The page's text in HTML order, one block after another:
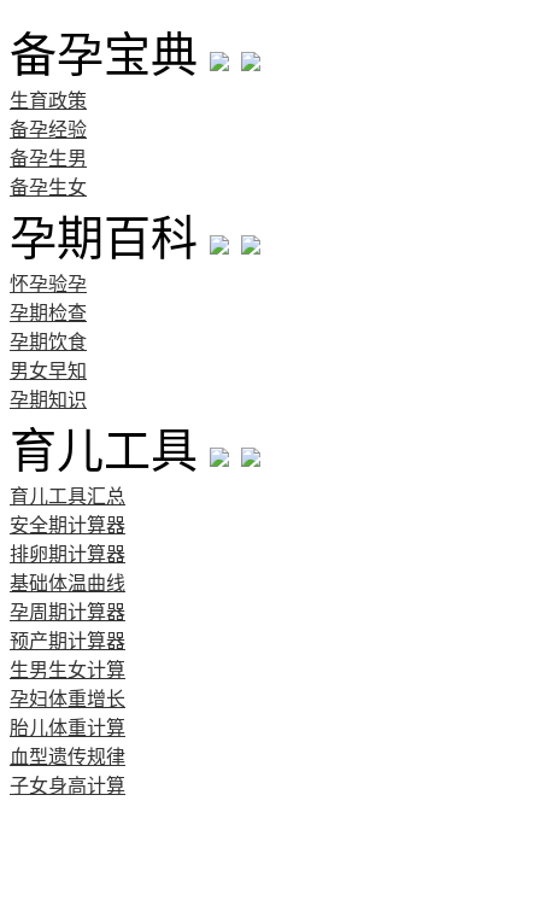
备孕宝典
生育政策
备孕经验
备孕生男
备孕生女
孕期百科
怀孕验孕
孕期检查
孕期饮食
男女早知
孕期知识
育儿工具
育儿工具汇总
安全期计算器
排卵期计算器
基础体温曲线
孕周期计算器
预产期计算器
生男生女计算
孕妇体重增长
胎儿体重计算
血型遗传规律
子女身高计算